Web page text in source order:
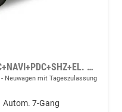
Basis QUATTRO+KAMERA+ACC+NAVI+PDC+SHZ+EL. HECKKL.
Neuwagen mit Tageszulassung
Autom. 7-Gang